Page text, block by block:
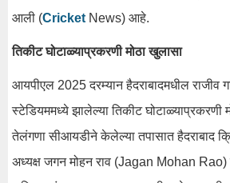
आली (Cricket News) आहे.
तिकीट घोटाळ्याप्रकरणी मोठा खुलासा
आयपीएल 2025 दरम्यान हैदराबादमधील राजीव
स्टेडियममध्ये झालेल्या तिकीट घोटाळ्याप्रकरणी
तेलंगणा सीआयडीने केलेल्या तपासात हैदराबाद
अध्यक्ष जगन मोहन राव (Jagan Mohan Rao)